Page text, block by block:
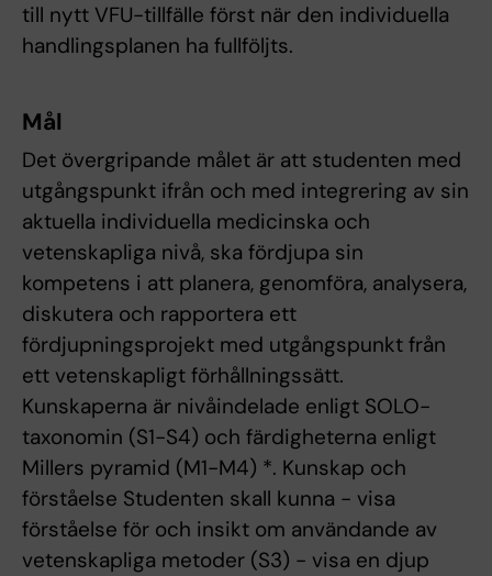
till nytt VFU-tillfälle först när den individuella
handlingsplanen ha fullföljts.
Mål
Det övergripande målet är att studenten med
utgångspunkt ifrån och med integrering av sin
aktuella individuella medicinska och
vetenskapliga nivå, ska fördjupa sin
kompetens i att planera, genomföra, analysera,
diskutera och rapportera ett
fördjupningsprojekt med utgångspunkt från
ett vetenskapligt förhållningssätt.
Kunskaperna är nivåindelade enligt SOLO-
taxonomin (S1-S4) och färdigheterna enligt
Millers pyramid (M1-M4) *. Kunskap och
förståelse Studenten skall kunna - visa
förståelse för och insikt om användande av
vetenskapliga metoder (S3) - visa en djup